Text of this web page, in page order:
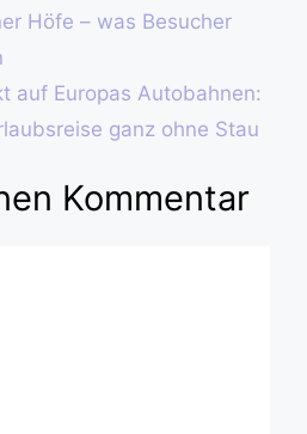
Höfe – was Besucher
auf Europas Autobahnen:
ganz ohne Stau
Kommentar